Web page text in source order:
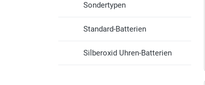
Sondertypen
Standard-Batterien
Silberoxid Uhren-Batterien